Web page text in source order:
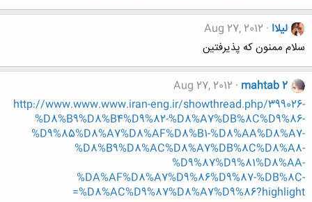
لیلاا Aug 27, 2012
سلام ممنون که پذیرفتین
mahtab 2
Aug 27, 2012
http://www.www.www.iran-eng.ir/showthread.php/399026-
%D8%B9%D8%B4%D9%82-%D8%A7%DB%8C%D9%86-
%D9%85%D8%A7%D8%AF%D8%B1-%D8%AA%D8%A7-
%D8%B9%D8%AC%D8%A7%DB%8C%D8%A8-
%D9%87%D9%81%D8%AA-
%DA%AF%D8%A7%D9%86%D9%87-%DB%8C-
%D8%AC%D9%87%D8%A7%D9%86?highlight=